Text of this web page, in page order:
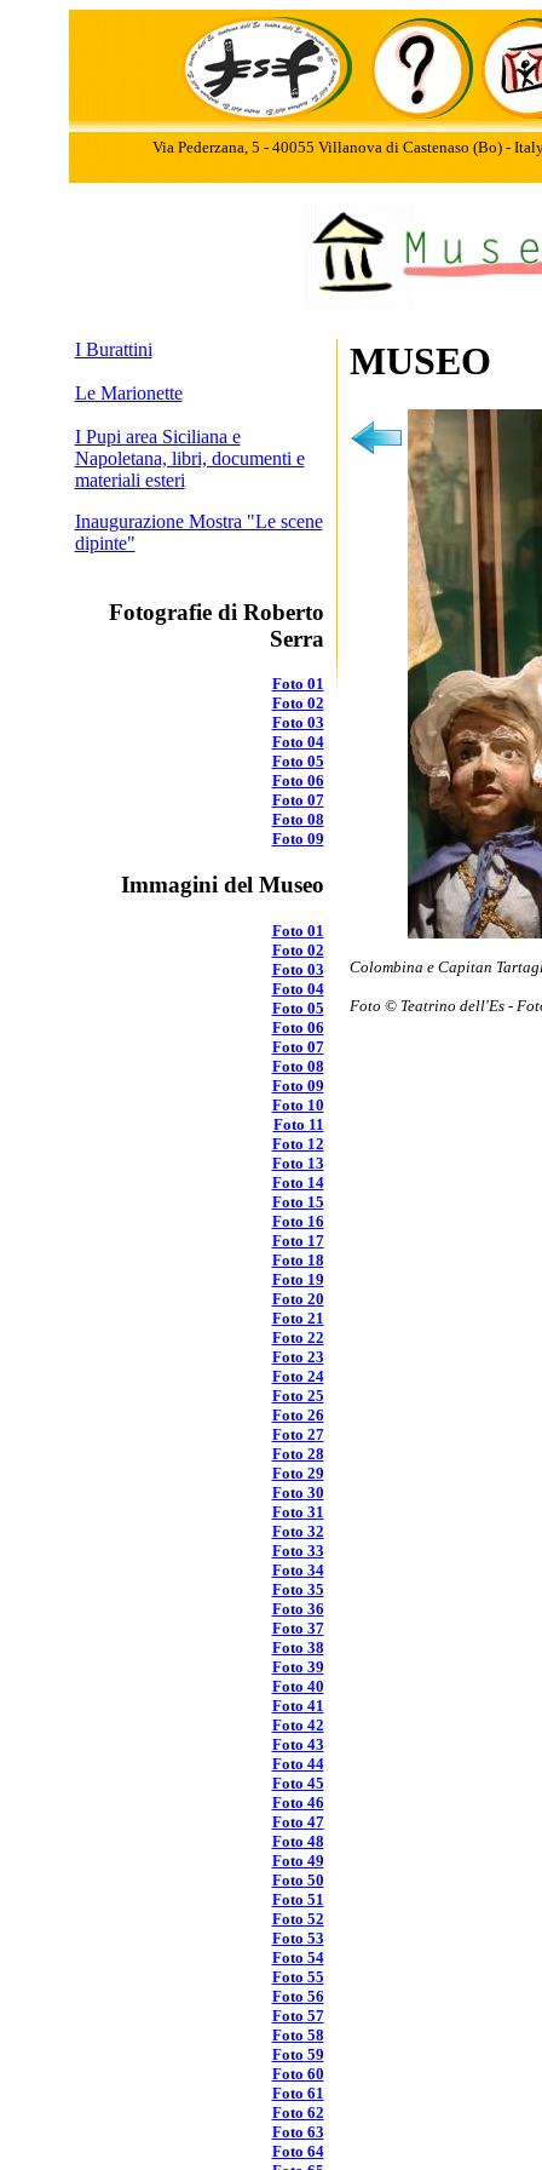
Via Pederzana, 5 - 40055 Villanova di Castenaso (Bo) -
I Burattini
Le Marionette
I Pupi area Siciliana e
Napoletana, libri, documenti e
materiali esteri
Inaugurazione Mostra "Le scene
dipinte"
Fotografie di Roberto
Serra
Foto 01
Foto 02
Foto 03
Foto 04
Foto 05
Foto 06
Foto 07
Foto 08
Foto 09
Immagini del Museo
Foto 01
Foto 02
Foto 03
Foto 04
Foto 05
Foto 06
Foto 07
Foto 08
Foto 09
Foto 10
Foto 11
Foto 12
Foto 13
Foto 14
Foto 15
Foto 16
Foto 17
Foto 18
Foto 19
Foto 20
Foto 21
Foto 22
Foto 23
Foto 24
Foto 25
Foto 26
Foto 27
Foto 28
Foto 29
Foto 30
Foto 31
Foto 32
Foto 33
Foto 34
Foto 35
Foto 36
Foto 37
Foto 38
Foto 39
Foto 40
Foto 41
Foto 42
Foto 43
Foto 44
Foto 45
Foto 46
Foto 47
Foto 48
Foto 49
Foto 50
Foto 51
Foto 52
Foto 53
Foto 54
Foto 55
Foto 56
Foto 57
Foto 58
Foto 59
Foto 60
Foto 61
Foto 62
Foto 63
Foto 64
MUSEO
Colombina e Capitan
Foto © Teatrino dell'Es -